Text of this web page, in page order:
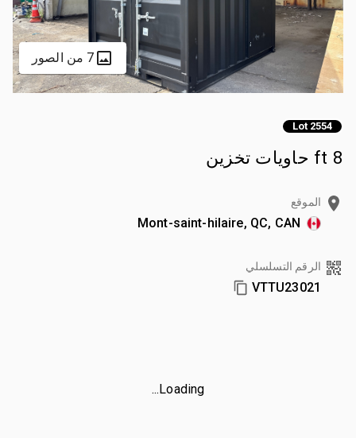
7 من الصور
Lot 2554
8 ft حاويات تخزين
الموقع
Mont-saint-hilaire, QC, CAN
الرقم التسلسلي
VTTU23021
Loading...